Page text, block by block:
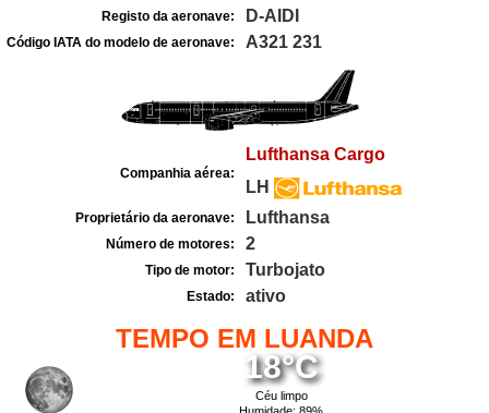
Registo da aeronave: D-AIDI
Código IATA do modelo de aeronave: A321 231
Companhia aérea:
Lufthansa Cargo
LH
Proprietário da aeronave: Lufthansa
Número de motores: 2
Tipo de motor: Turbojato
Estado: ativo
TEMPO EM LUANDA
18°C
Céu limpo